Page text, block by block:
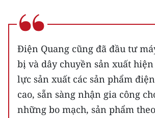
Điện Quang cũng đã đầu tư
bị và dây chuyền sản xuất
lực sản xuất các sản phẩm
cao, sẵn sàng nhận gia công
những bo mạch, sản phẩm